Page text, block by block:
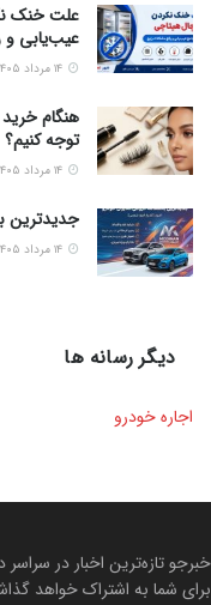
علت خنک
عیب‌یابی و
هنگام
توجه کنیم؟
جدیدترین
دیگر رسانه ها
اجاره خودرو
خبرجو تازه‌ترین اخبار در
برای شما به اشتراک خواهد